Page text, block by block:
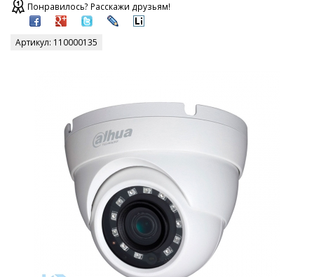
Понравилось? Расскажи друзьям!
Артикул: 110000135